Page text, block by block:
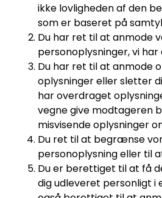
ikke lovligheden af den
som er baseret på
Du har ret til at anmode
personoplysninger, vi
Du har ret til at anmode
oplysninger eller sletter
har overdraget
vegne give modtageren
misvisende oplysninger
Du ret til at begrænse
personoplysning eller til
Du er berettiget til at få
dig udleveret personligt